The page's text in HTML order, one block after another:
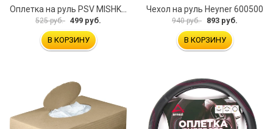
525 руб. 499 руб.
В КОРЗИНУ
Чехол на руль Heyner 600500
940 руб. 893 руб.
В КОРЗИНУ